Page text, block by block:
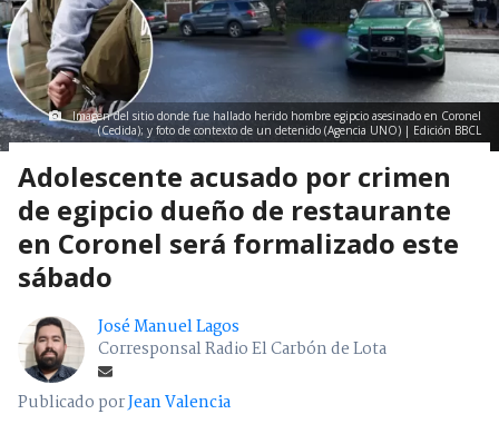
Imagen del sitio donde fue hallado herido hombre egipcio asesinado en Coronel
(Cedida); y foto de contexto de un detenido (Agencia UNO) | Edición BBCL
Adolescente acusado por crimen
de egipcio dueño de restaurante
en Coronel será formalizado este
sábado
José Manuel Lagos
Corresponsal Radio El Carbón de Lota
Publicado porJean Valencia